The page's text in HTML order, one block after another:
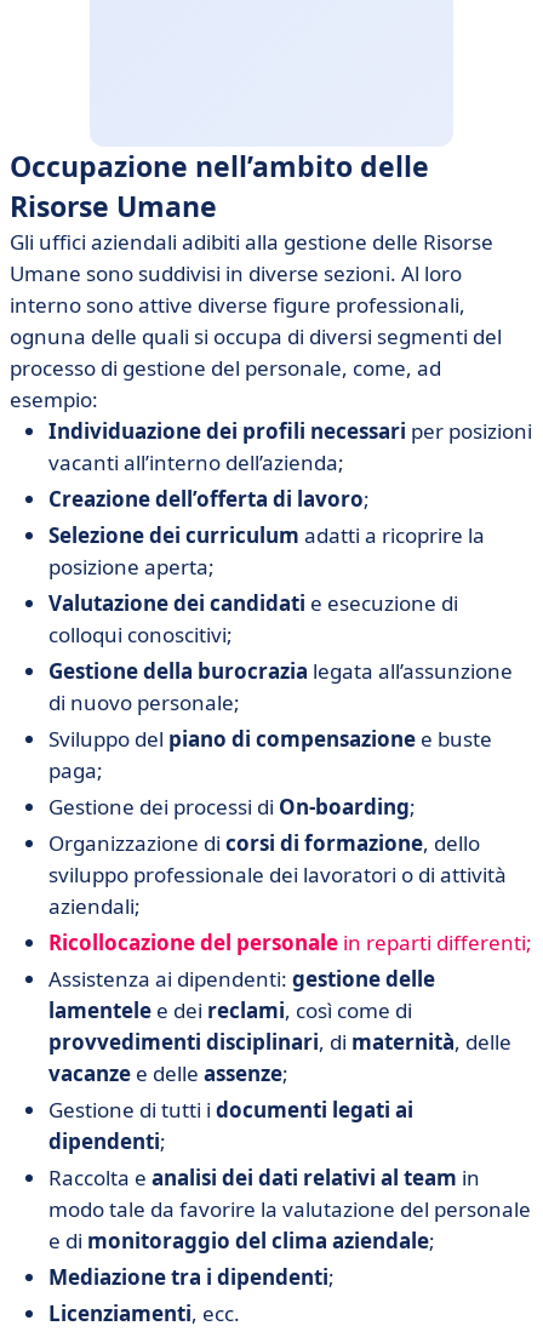
Occupazione nell’ambito delle
Risorse Umane
Gli uffici aziendali adibiti alla gestione delle Risorse
Umane sono suddivisi in diverse sezioni. Al loro
interno sono attive diverse figure professionali,
ognuna delle quali si occupa di diversi segmenti del
processo di gestione del personale, come, ad
esempio:
Individuazione dei profili necessari per posizioni
vacanti all’interno dell’azienda;
Creazione dell’offerta di lavoro;
Selezione dei curriculum adatti a ricoprire la
posizione aperta;
Valutazione dei candidati e esecuzione di
colloqui conoscitivi;
Gestione della burocrazia legata all’assunzione
di nuovo personale;
Sviluppo del piano di compensazione e buste
paga;
Gestione dei processi di On-boarding;
Organizzazione di corsi di formazione, dello
sviluppo professionale dei lavoratori o di attività
aziendali;
Ricollocazione del personale in reparti differenti;
Assistenza ai dipendenti: gestione delle
lamentele e dei reclami, così come di
provvedimenti disciplinari, di maternità, delle
vacanze e delle assenze;
Gestione di tutti i documenti legati ai
dipendenti;
Raccolta e analisi dei dati relativi al team in
modo tale da favorire la valutazione del personale
e di monitoraggio del clima aziendale;
Mediazione tra i dipendenti;
Licenziamenti, ecc.